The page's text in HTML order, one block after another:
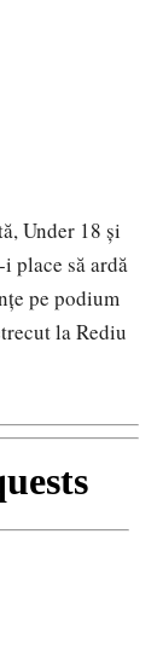
Under 18 și
place să ardă
pe podium
la Rediu